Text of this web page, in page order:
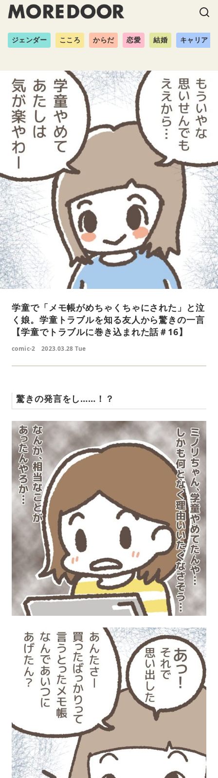
ジェンダー こころ からだ 恋愛 結婚 キャリア
学童で「メモ帳がめちゃくちゃにされた」と泣
く娘。学童トラブルを知る友人から驚きの一言
【学童でトラブルに巻き込まれた話＃16】
comic-2 2023.03.28 Tue
驚きの発言をし……！？